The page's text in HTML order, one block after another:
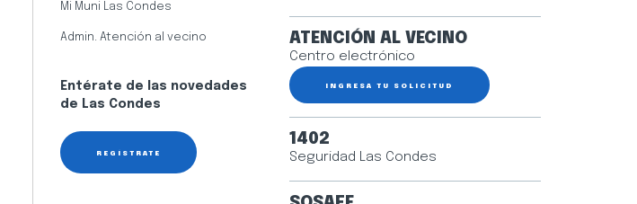
Mi Muni Las Condes
Admin. Atención al vecino
Entérate de las novedades
de Las Condes
REGÍSTRATE
ATENCIÓN AL VECINO
Centro electrónico
INGRESA TU SOLICITUD
1402
Seguridad Las Condes